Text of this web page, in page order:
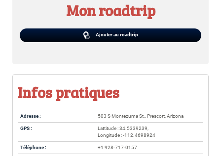
Mon roadtrip
Ajouter au roadtrip
Infos pratiques
Adresse : 503 S Montezuma St., Prescott, Arizona
GPS :
Lattitude : 34.5339239,
Longitude : -112.4698924
Téléphone : +1 928-717-0157